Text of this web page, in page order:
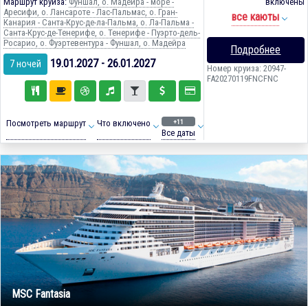
Аресифи, о. Лансароте - Лас-Пальмас, о. Гран-
Канария - Санта-Крус-де-ла-Пальма, о. Ла-Пальма -
Санта-Крус-де-Тенерифе, о. Тенерифе - Пуэрто-дель-
Росарио, о. Фуэртевентура - Фуншал, о. Мадейра
7 ночей 19.01.2027 - 26.01.2027
Посмотреть маршрут Что включено +11
Все даты
все каюты
Подробнее
Номер круиза: 20947-
FA20270119FNCFNC
MSC Fantasia